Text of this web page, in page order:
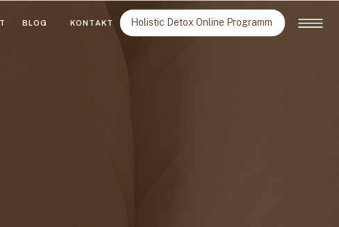
Holistic Detox Online Programm
KONTAKT
BLOG